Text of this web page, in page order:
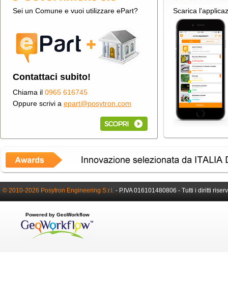
Sei un Comune e vuoi utilizzare ePart?
Contattaci subito!
Chiama il 0965 616745
Oppure scrivi a epart@posytron.com
Scarica
© 2010-2026 Posytron Engineering S.r.l. - P.IVA 016101480806 - Tutti i diritti
Powered by GeoWorkflow